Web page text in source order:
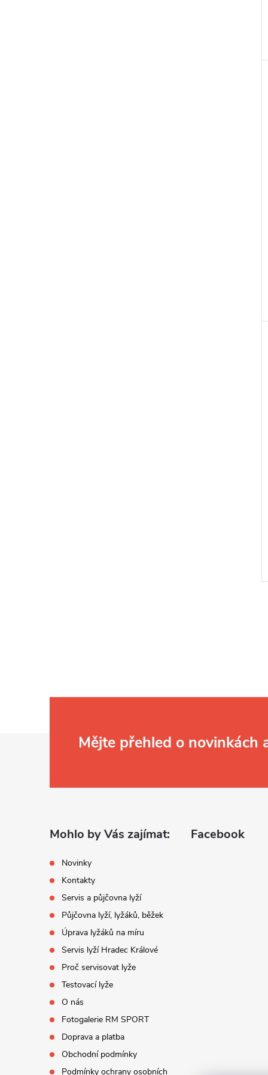
í
Mějte přehled o novinkách
Mohlo by Vás zajímat:
Novinky
Kontakty
Servis a půjčovna lyží
Půjčovna lyží, lyžáků, běžek
Úprava lyžáků na míru
Servis lyží Hradec Králové
Proč servisovat lyže
Testovací lyže
O nás
Fotogalerie RM SPORT
Doprava a platba
Obchodní podmínky
Podmínky ochrany osobních
Facebook